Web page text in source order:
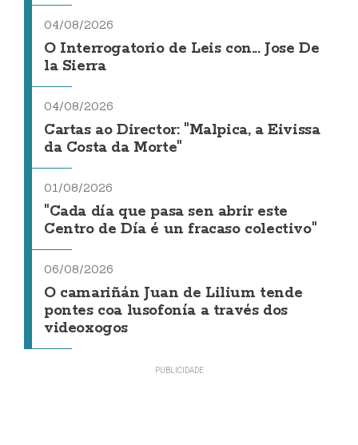
04/08/2026
O Interrogatorio de Leis con... Jose De
la Sierra
04/08/2026
Cartas ao Director: "Malpica, a Eivissa
da Costa da Morte"
01/08/2026
"Cada día que pasa sen abrir este
Centro de Día é un fracaso colectivo"
06/08/2026
O camariñán Juan de Lilium tende
pontes coa lusofonía a través dos
videoxogos